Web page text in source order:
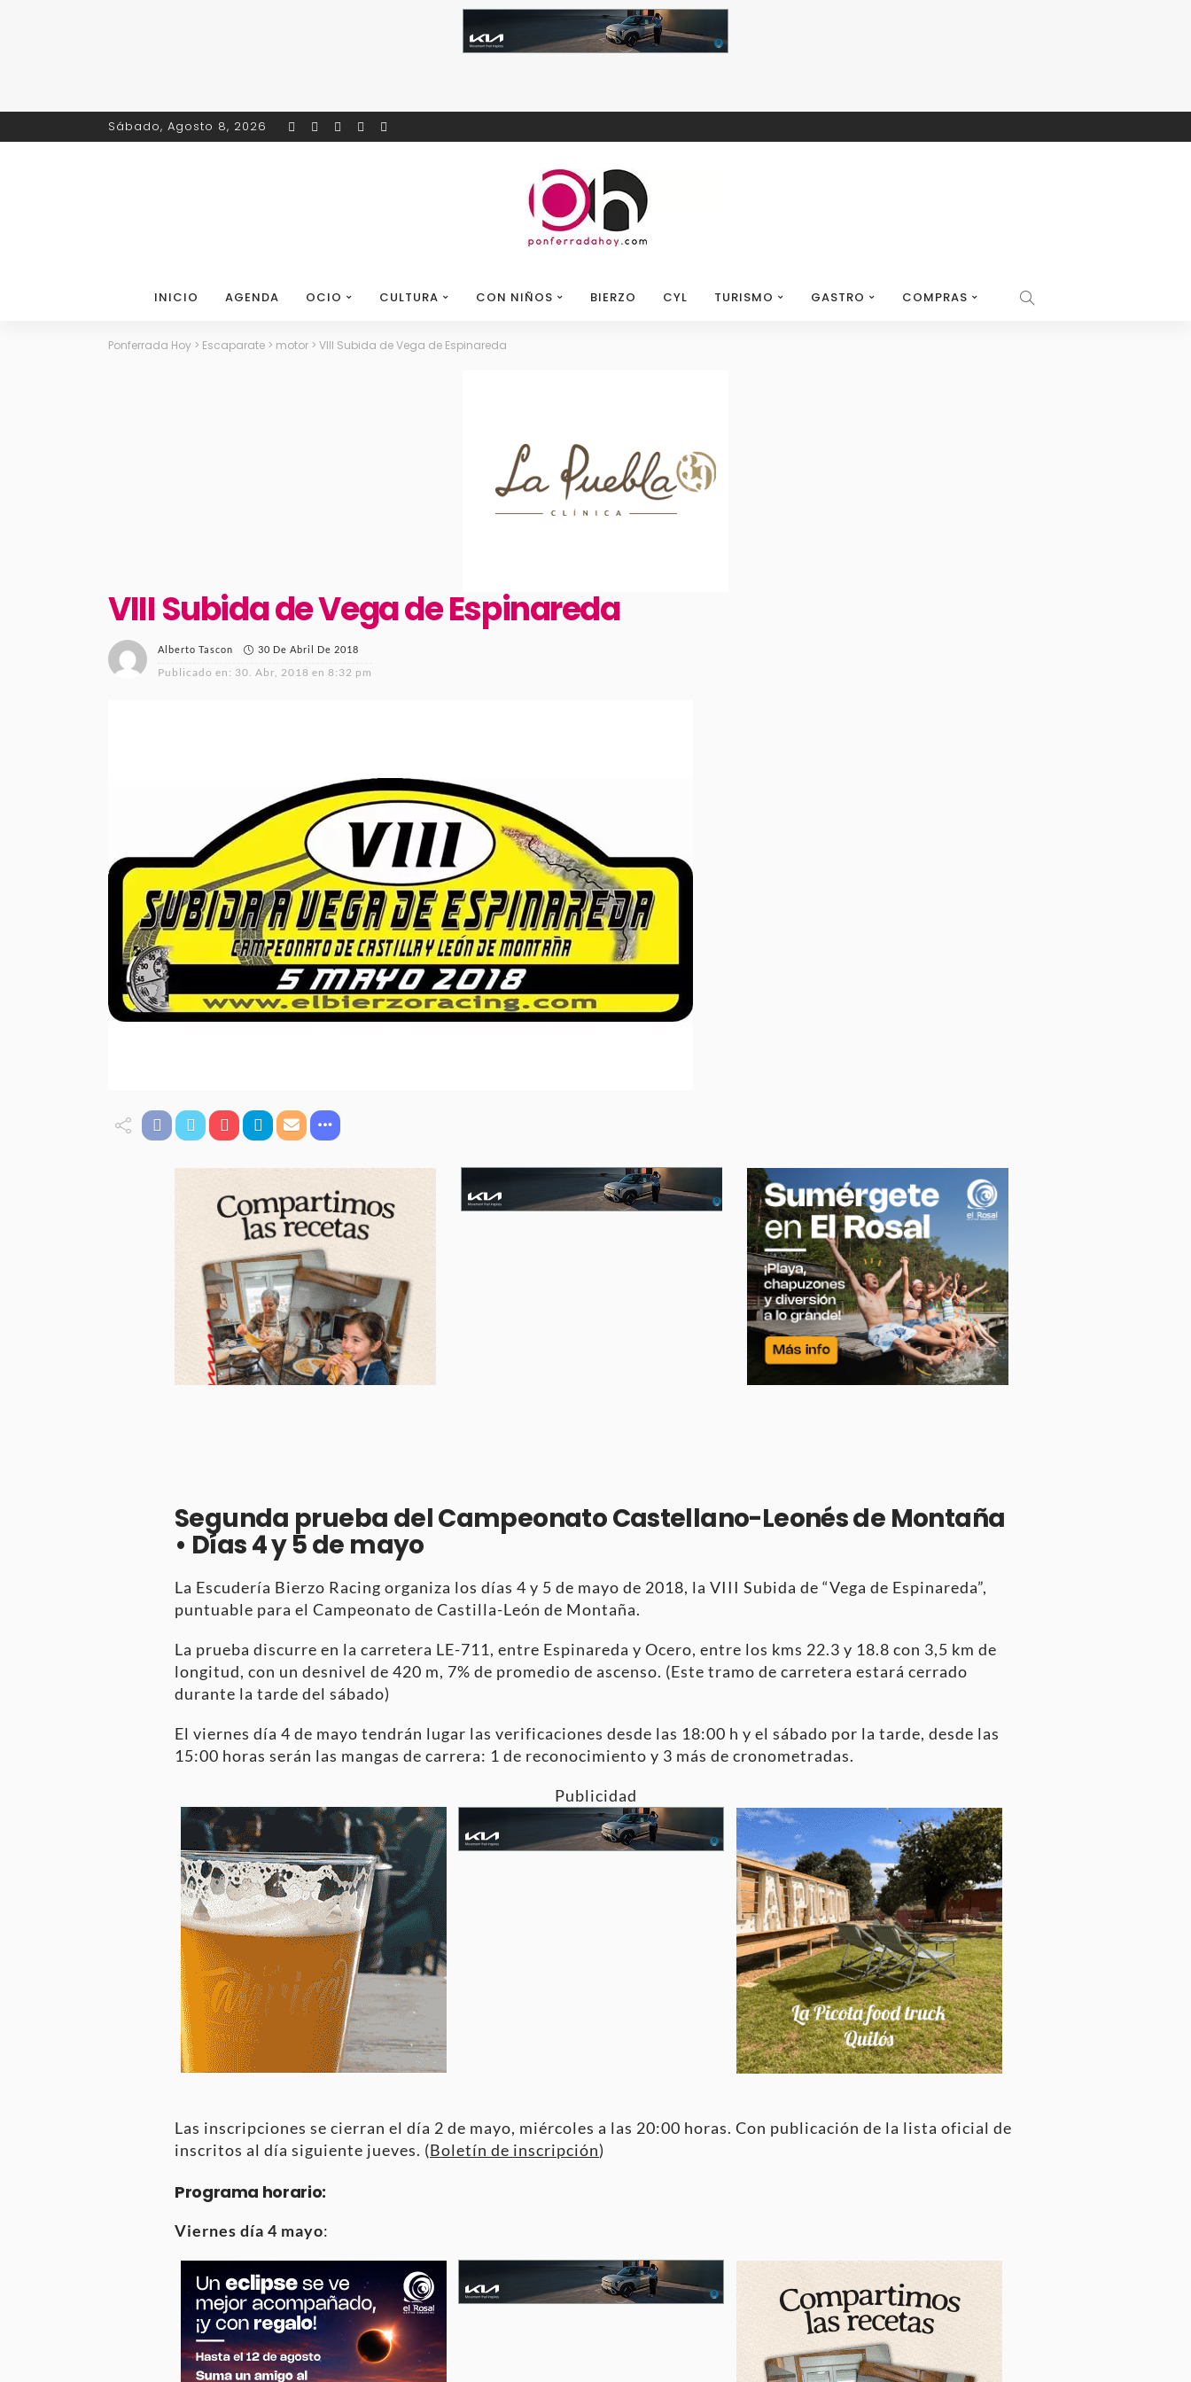
Sábado, Agosto 8, 2026
INICIO AGENDA OCIO CULTURA CON NIÑOS BIERZO CYL TURISMO GASTRO COMPRAS
Ponferrada Hoy > Escaparate > motor > VIII Subida de Vega de Espinareda
VIII Subida de Vega de Espinareda
Alberto Tascon 30 De Abril De 2018
Publicado en: 30. Abr, 2018 en 8:32 pm
Segunda prueba del Campeonato Castellano-Leonés de Montaña
• Días 4 y 5 de mayo
La Escudería Bierzo Racing organiza los días 4 y 5 de mayo de 2018, la VIII Subida de “Vega de Espinareda”,
puntuable para el Campeonato de Castilla-León de Montaña.
La prueba discurre en la carretera LE-711, entre Espinareda y Ocero, entre los kms 22.3 y 18.8 con 3,5 km de
longitud, con un desnivel de 420 m, 7% de promedio de ascenso. (Este tramo de carretera estará cerrado
durante la tarde del sábado)
El viernes día 4 de mayo tendrán lugar las verificaciones desde las 18:00 h y el sábado por la tarde, desde las
15:00 horas serán las mangas de carrera: 1 de reconocimiento y 3 más de cronometradas.
Publicidad
Las inscripciones se cierran el día 2 de mayo, miércoles a las 20:00 horas. Con publicación de la lista oficial de
inscritos al día siguiente jueves. (Boletín de inscripción)
Programa horario:
Viernes día 4 mayo: